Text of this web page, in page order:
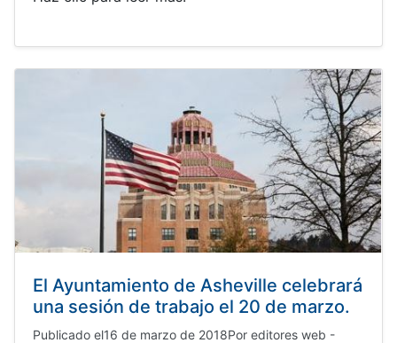
El Ayuntamiento de Asheville celebrará
una sesión de trabajo el 20 de marzo.
Publicado el16 de marzo de 2018Por editores web -